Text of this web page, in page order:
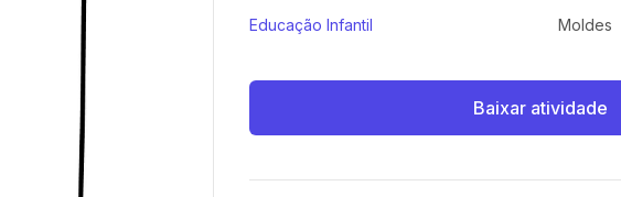
Educação Infantil
Moldes
Baixar atividade